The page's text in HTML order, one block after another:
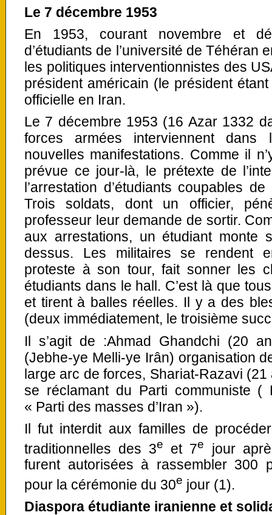
Le 7 décembre 1953
En 1953, courant novembre et
d’étudiants de l’université de Téhéran
les politiques interventionnistes des
président américain (le président
officielle en Iran.
Le 7 décembre 1953 (16 Azar 1332
forces armées interviennent dans
nouvelles manifestations. Comme il
prévue ce jour-là, le prétexte de
l’arrestation d’étudiants coupables
Trois soldats, dont un officier,
professeur leur demande de sortir.
aux arrestations, un étudiant monte
dessus. Les militaires se rendent
proteste à son tour, fait sonner les
étudiants dans le hall. C’est là que
et tirent à balles réelles. Il y a des
(deux immédiatement, le troisième
Il s’agit de :Ahmad Ghandchi (20
(Jebhe-ye Melli-ye Irân) organisation
large arc de forces, Shariat-Razavi
se réclamant du Parti communiste (
« Parti des masses d’Iran »).
Il fut interdit aux familles de
traditionnelles des 3e et 7e
jour
furent autorisées à rassembler 300
pour la cérémonie du 30e jour (1).
Diaspora étudiante iranienne et